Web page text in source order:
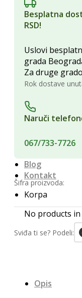
Konditori
Naručivanje i
Blog
Kontakt
Korpa
No products
Besplatna
RSD!
Uslovi
grada
Za druge
Rok dostave
Naruči
067/733-7726
Šifra proizvoda:
Sviđa ti se? Podeli:
Opis